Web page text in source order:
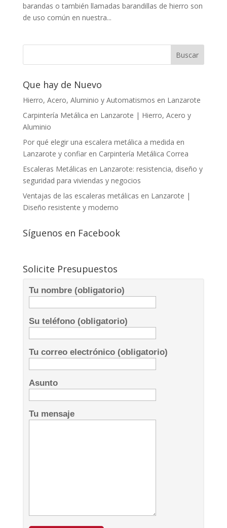
barandas o también llamadas barandillas de hierro son
de uso común en nuestra...
Que hay de Nuevo
Hierro, Acero, Aluminio y Automatismos en Lanzarote
Carpintería Metálica en Lanzarote | Hierro, Acero y
Aluminio
Por qué elegir una escalera metálica a medida en
Lanzarote y confiar en Carpintería Metálica Correa
Escaleras Metálicas en Lanzarote: resistencia, diseño y
seguridad para viviendas y negocios
Ventajas de las escaleras metálicas en Lanzarote |
Diseño resistente y moderno
Síguenos en Facebook
Solicite Presupuestos
Tu nombre (obligatorio)
Su teléfono (obligatorio)
Tu correo electrónico (obligatorio)
Asunto
Tu mensaje